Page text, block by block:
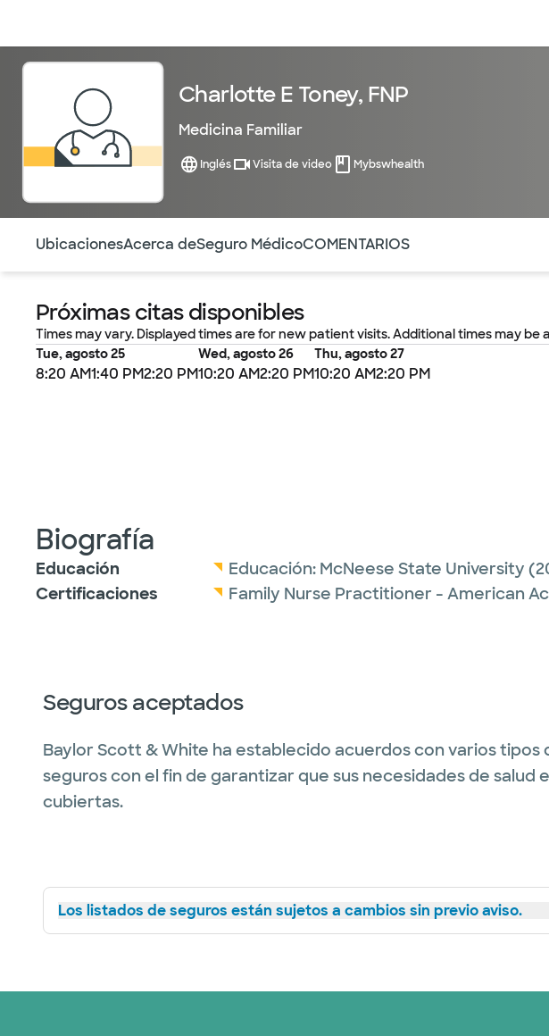
Charlotte E Toney, FNP
Medicina Familiar
Inglés Visita de video Mybswhealth
UbicacionesAcerca deSeguro MédicoCOMENTARIOS
Próximas citas disponibles
Times may vary. Displayed times are for new patient visits. Additional times may
Tue, agosto 25
8:20 AM1:40 PM2:20 PM
Wed, agosto 26
10:20 AM2:20 PM
Thu, agosto 27
10:20 AM2:20 PM
Biografía
Educación Educación: McNeese State University
Certificaciones
Family Nurse Practitioner - American
Seguros aceptados
Baylor Scott & White ha establecido acuerdos con varios tipos
seguros con el fin de garantizar que sus necesidades de salud
cubiertas.
Los listados de seguros están sujetos a cambios sin previo aviso.